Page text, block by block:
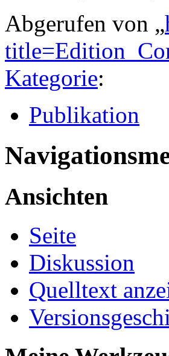
Abgerufen von „
Kategorie:
Publikation
Ansichten
Seite
Diskussion
Quelltext